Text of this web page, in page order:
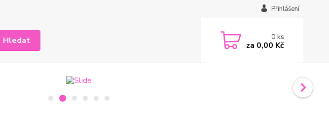
Přihlášení
Hledat 0ks
za 0,00 Kč